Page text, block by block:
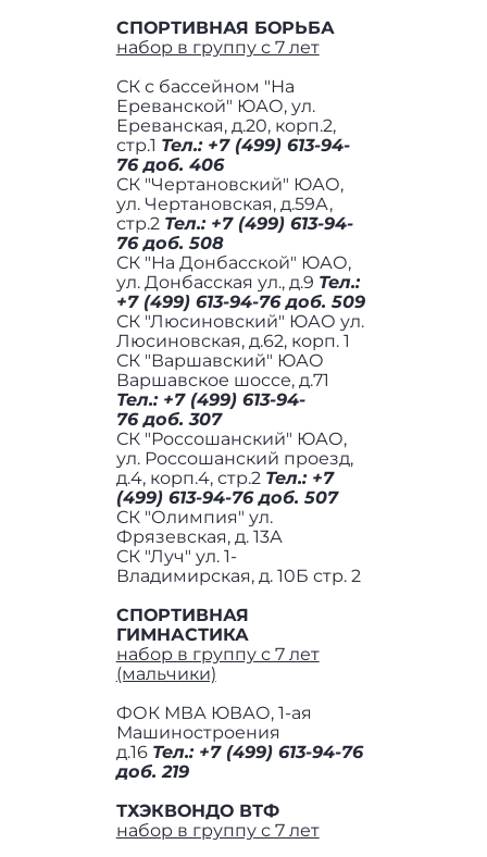
СПОРТИВНАЯ БОРЬБА
набор в группу с 7 лет
СК с бассейном "На
Ереванской" ЮАО, ул.
Ереванская, д.20, корп.2,
стр.1 Тел.: +7 (499) 613-94-
76 доб. 406
СК "Чертановский" ЮАО,
ул. Чертановская, д.59А,
стр.2 Тел.: +7 (499) 613-94-
76 доб. 508
СК "На Донбасской" ЮАО,
ул. Донбасская ул., д.9 Тел.:
+7 (499) 613-94-76 доб. 509
СК "Люсиновский" ЮАО ул.
Люсиновская, д.62, корп. 1
СК "Варшавский" ЮАО
Варшавское шоссе, д.71
Тел.: +7 (499) 613-94-
76 доб. 307
СК "Россошанский" ЮАО,
ул. Россошанский проезд,
д.4, корп.4, стр.2 Тел.: +7
(499) 613-94-76 доб. 507
СК "Олимпия" ул.
Фрязевская, д. 13А
СК "Луч" ул. 1-
Владимирская, д. 10Б стр. 2
СПОРТИВНАЯ
ГИМНАСТИКА
набор в группу с 7 лет
(мальчики)
ФОК МВА ЮВАО, 1-ая
Машиностроения
д.16 Тел.: +7 (499) 613-94-76
доб. 219
ТХЭКВОНДО ВТФ
набор в группу с 7 лет